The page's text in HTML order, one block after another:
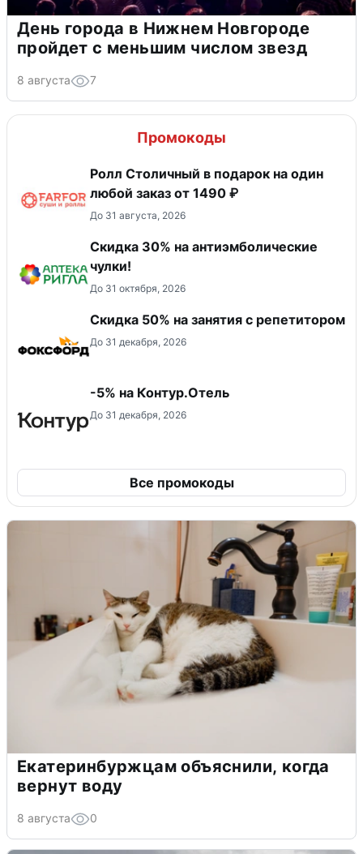
День города в Нижнем Новгороде
пройдет с меньшим числом звезд
8 августа 7
Промокоды
Ролл Столичный в подарок на один
любой заказ от 1490 ₽
До 31 августа, 2026
Скидка 30% на антиэмболические
чулки!
До 31 октября, 2026
Скидка 50% на занятия с репетитором
До 31 декабря, 2026
-5% на Контур.Отель
До 31 декабря, 2026
Все промокоды
Екатеринбуржцам объяснили, когда
вернут воду
8 августа 0